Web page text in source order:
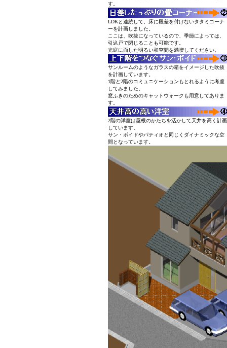
す。
LDKと連続して、床に段差を付けないタタミコーナ
ーを計画しました。
ここは、吹抜になっているので、季節によっては、
引込戸で閉じることも可能です。
光庭に面した明るい和空間を満喫してください。
サンルームのようなガラスの箱をイメージした吹抜
を計画しています。
1階と2階のコミュニケーションもとれるように考慮
してみました。
窓ふきのためのキャットウォークも用意してありま
す。
2階の洋室は屋根のかたちを活かして天井を高く計画
しています。
サン・ボイドやパティオと同じくダイナミックな空
間となっています。